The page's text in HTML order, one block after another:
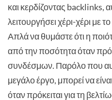
και κερδίζοντας backlinks,
λειτουργήσει χέρι-χέρι με
Απλά να θυμάστε ότι η
από την ποσότητα όταν
συνδέσμων. Παρόλο που
μεγάλο έργο, μπορεί να
όταν πρόκειται για τη